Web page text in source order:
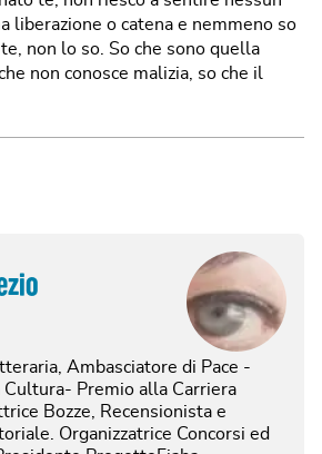
liberazione o catena e nemmeno so
non lo so. So che sono quella
non conosce malizia, so che il
Ambasciatore di Pace -
Premio alla Carriera
Bozze, Recensionista e
Organizzatrice Concorsi ed